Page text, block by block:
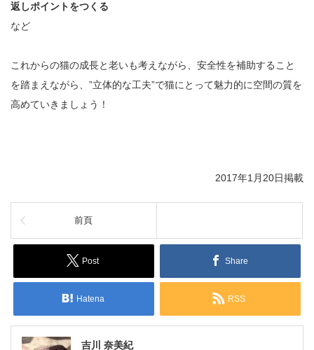
返しポイントをつくる
など
これからの猫の成長と老いも考えながら、安全性を補助すること
を踏まえながら、”立体的な工夫”で猫にとって魅力的に空間の質を
高めていきましょう！
2017年1月20日掲載
前頁
Post Share
Hatena RSS
吉川 奈美紀